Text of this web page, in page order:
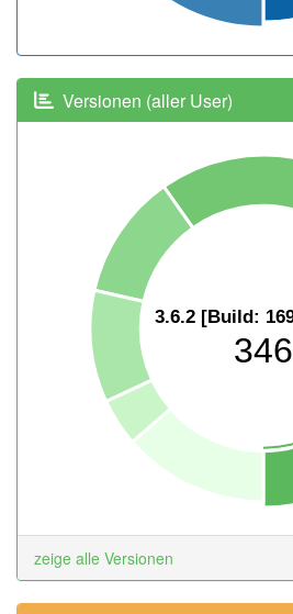
Versionen (aller User)
3.6.2 [Build:
346
zeige alle Versionen